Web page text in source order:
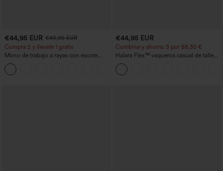
€44,95 EUR €49,95 EUR
Compra 2 y llévate 1 gratis
Mono de trabajo a rayas con escote
barco, sin mangas, lazo lateral, tacto
Cool Touch y bolsillos - Edición Easy
Peezy
€44,95 EUR
Combina y ahorra: 3 por 88,30 €
Halara Flex™ vaqueros casual de talle
alto con bolsillos, estilo baggy de pierna
ancha, efecto lavado